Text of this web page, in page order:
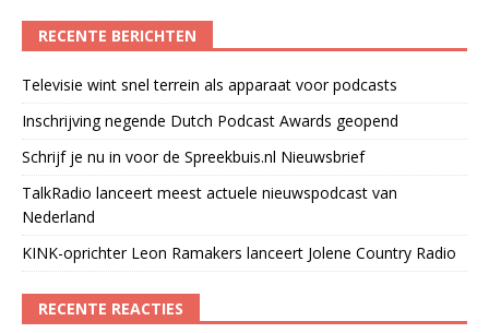
RECENTE BERICHTEN
Televisie wint snel terrein als apparaat voor podcasts
Inschrijving negende Dutch Podcast Awards geopend
Schrijf je nu in voor de Spreekbuis.nl Nieuwsbrief
TalkRadio lanceert meest actuele nieuwspodcast van
Nederland
KINK-oprichter Leon Ramakers lanceert Jolene Country Radio
RECENTE REACTIES